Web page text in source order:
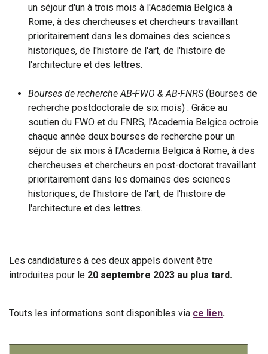
un séjour d'un à trois mois à l'Academia Belgica à
Rome, à des chercheuses et chercheurs travaillant
prioritairement dans les domaines des sciences
historiques, de l'histoire de l'art, de l'histoire de
l'architecture et des lettres.
Bourses de recherche AB-FWO & AB-FNRS(Bourses de
recherche postdoctorale de six mois) : Grâce au
soutien du FWO et du FNRS, l'Academia Belgica octroie
chaque année deux bourses de recherche pour un
séjour de six mois à l'Academia Belgica à Rome, à des
chercheuses et chercheurs en post-doctorat travaillant
prioritairement dans les domaines des sciences
historiques, de l'histoire de l'art, de l'histoire de
l'architecture et des lettres.
Les candidatures à ces deux appels doivent être
introduites pour le 20 septembre 2023 au plus tard.
Touts les informations sont disponibles via ce lien.